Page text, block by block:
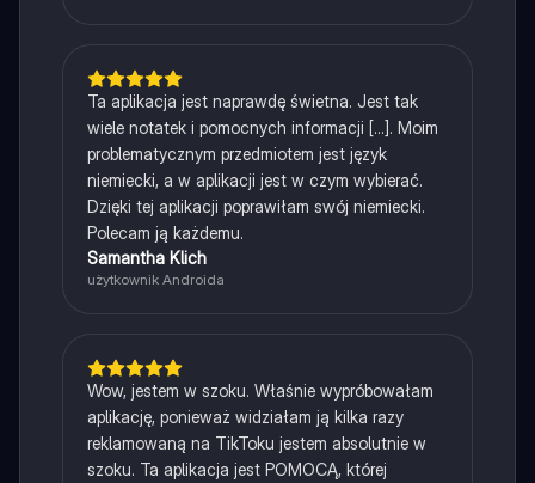
Ta aplikacja jest naprawdę świetna. Jest tak
wiele notatek i pomocnych informacji [...]. Moim
problematycznym przedmiotem jest język
niemiecki, a w aplikacji jest w czym wybierać.
Dzięki tej aplikacji poprawiłam swój niemiecki.
Polecam ją każdemu.
Samantha Klich
użytkownik Androida
Wow, jestem w szoku. Właśnie wypróbowałam
aplikację, ponieważ widziałam ją kilka razy
reklamowaną na TikToku jestem absolutnie w
szoku. Ta aplikacja jest POMOCĄ, której